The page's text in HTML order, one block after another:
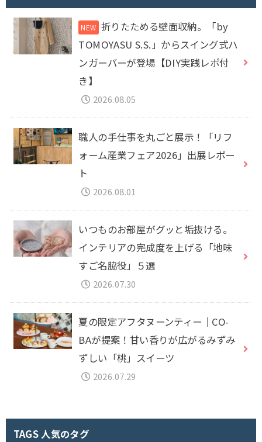
折りたためる壁面収納。「by
TOMOYASU S.S.」からスイング式ハ
ンガーバーが登場【DIY実践レポ付
き】
2026.08.05
職人の手仕事を丸ごと展示！「リフ
ォーム産業フェア2026」出展レポー
ト
2026.08.01
いつものお部屋がグッと垢抜ける。
インテリアの完成度を上げる「地味
すご名脇役」５選
2026.07.30
夏の限定アフタヌーンティー｜CO-
BAが提案！甘い香りが広がるみずみ
ずしい「桃」スイーツ
2026.07.29
TAGS 人気のタグ